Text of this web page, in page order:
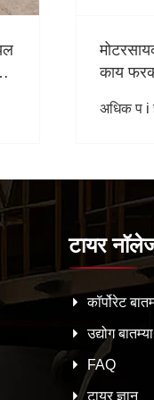
अधिक प i
टायर
कॉर्पोरेट
उद्योग बातम्या
FAQ
टायर ज्ञान